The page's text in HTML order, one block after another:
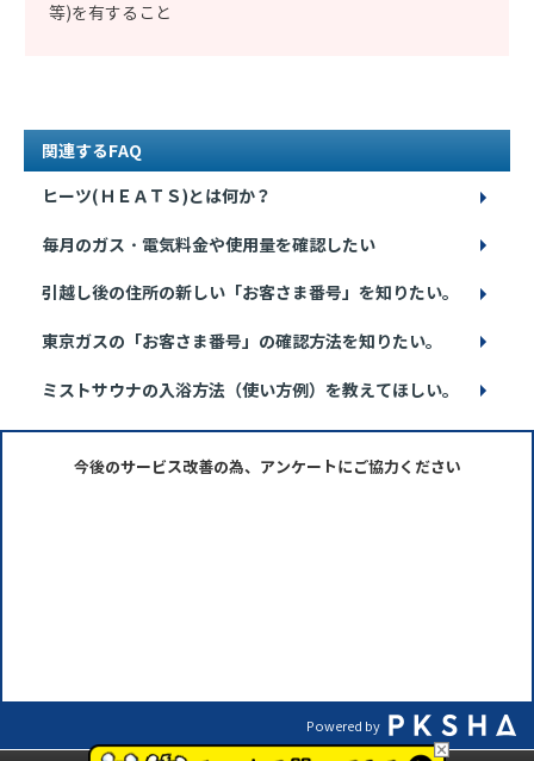
等)を有すること
関連するFAQ
ヒーツ(ＨＥＡＴＳ)とは何か？
毎月のガス・電気料金や使用量を確認したい
引越し後の住所の新しい「お客さま番号」を知りたい。
東京ガスの「お客さま番号」の確認方法を知りたい。
ミストサウナの入浴方法（使い方例）を教えてほしい。
今後のサービス改善の為、アンケートにご協力ください
Powered by